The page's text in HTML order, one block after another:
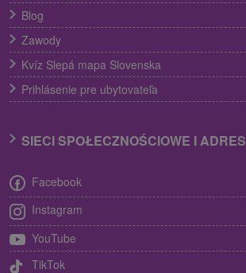
Blog
Zawody
Kvíz Slepá mapa Slovenska
Prihlásenie pre ubytovateľa
SIECI SPOŁECZNOŚCIOWE I ADRES
Facebook
Instagram
YouTube
TikTok